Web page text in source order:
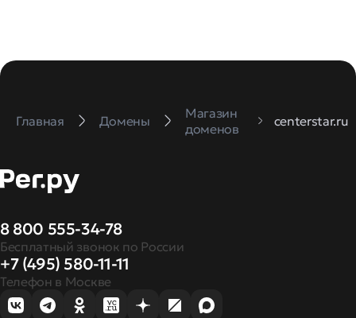
Главная Домены
Магазин
доменов
centerstar.ru
8 800 555-34-78
Бесплатный звонок по России
+7 (495) 580-11-11
Телефон в Москве